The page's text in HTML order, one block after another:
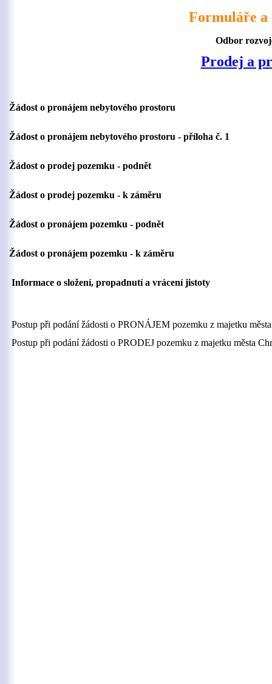
Formuláře a
Odbor
Prodej a
Žádost o pronájem nebytového prostoru
Žádost o pronájem nebytového prostoru - příloha č. 1
Žádost o prodej pozemku - podnět
Žádost o prodej pozemku - k záměru
Žádost o pronájem pozemku - podnět
Žádost o pronájem pozemku - k záměru
Informace o složení, propadnutí a vrácení jistoty
Postup při podání žádosti o PRONÁJEM pozemku z majetku
Postup při podání žádosti o PRODEJ pozemku z majetku města